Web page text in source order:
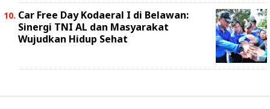
Car Free Day Kodaeral I di Belawan:
Sinergi TNI AL dan Masyarakat
Wujudkan Hidup Sehat